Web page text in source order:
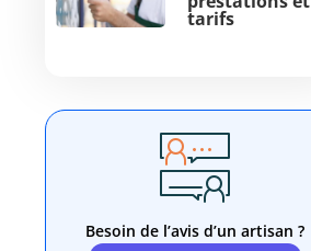
tarifs
Besoin de l’avis d’un artisan ?